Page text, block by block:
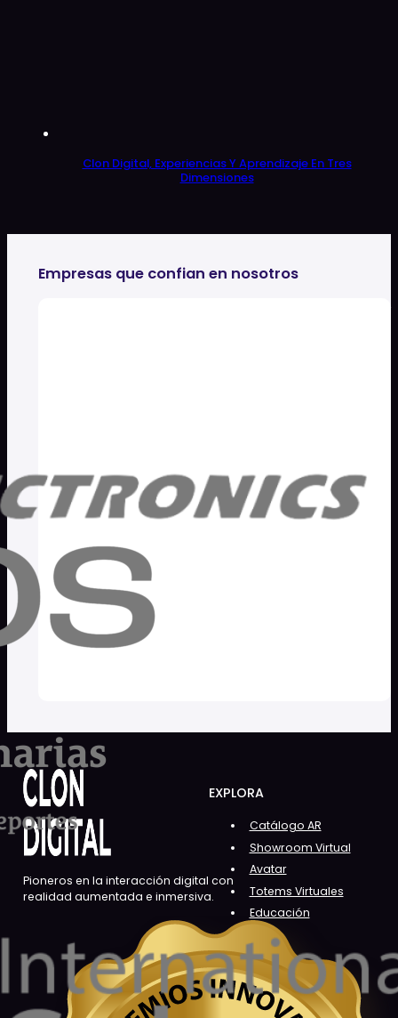
Clon Digital, Experiencias Y Aprendizaje En Tres
Dimensiones
Empresas que confian en nosotros
Pioneros en la interacción digital con
realidad aumentada e inmersiva.
EXPLORA
Catálogo AR
Showroom Virtual
Avatar
Totems Virtuales
Educación